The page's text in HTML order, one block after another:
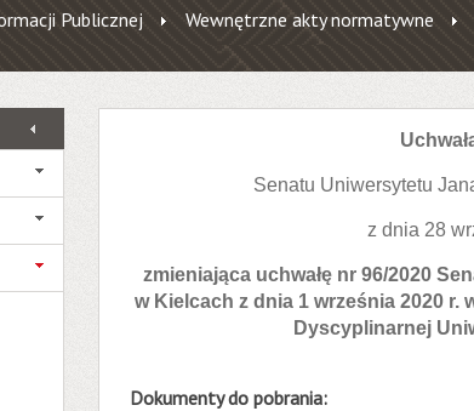
Publicznej Wewnętrzne akty normatywne
Senatu Uniwersytetu
z dnia 28
zmieniająca uchwałę nr 96/2020
w Kielcach z dnia 1 września 2020 r.
Dyscyplinarnej
Dokumenty do pobrania: